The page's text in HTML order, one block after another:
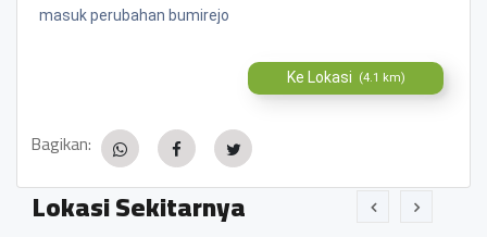
masuk perubahan bumirejo
Ke Lokasi (4.1 km)
Bagikan:
Lokasi Sekitarnya